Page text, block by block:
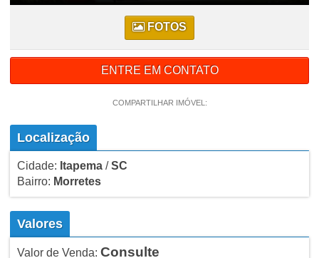
FOTOS
ENTRE EM CONTATO
COMPARTILHAR IMÓVEL:
Localização
Cidade: Itapema/SC
Bairro: Morretes
Valores
Valor de Venda: Consulte